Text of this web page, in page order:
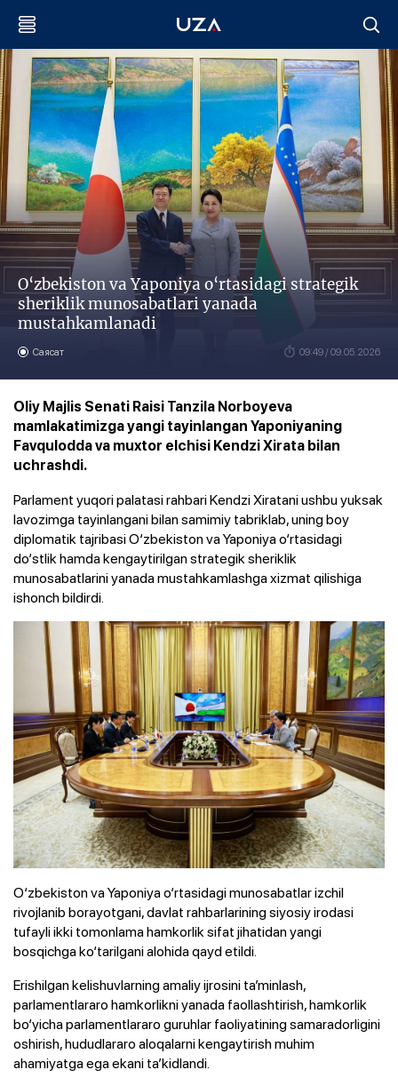
O‘zbekiston va Yaponiya o‘rtasidagi strategik
sheriklik munosabatlari yanada
mustahkamlanadi
Саясат 09:49 / 09.05.2026
Oliy Majlis Senati Raisi Tanzila Norboyeva
mamlakatimizga yangi tayinlangan Yaponiyaning
Favqulodda va muxtor elchisi Kendzi Xirata bilan
uchrashdi.
Parlament yuqori palatasi rahbari Kendzi Xiratani ushbu yuksak
lavozimga tayinlangani bilan samimiy tabriklab, uning boy
diplomatik tajribasi O‘zbekiston va Yaponiya o‘rtasidagi
do‘stlik hamda kengaytirilgan strategik sheriklik
munosabatlarini yanada mustahkamlashga xizmat qilishiga
ishonch bildirdi.
O‘zbekiston va Yaponiya o‘rtasidagi munosabatlar izchil
rivojlanib borayotgani, davlat rahbarlarining siyosiy irodasi
tufayli ikki tomonlama hamkorlik sifat jihatidan yangi
bosqichga ko‘tarilgani alohida qayd etildi.
Erishilgan kelishuvlarning amaliy ijrosini ta’minlash,
parlamentlararo hamkorlikni yanada faollashtirish, hamkorlik
bo‘yicha parlamentlararo guruhlar faoliyatining samaradorligini
oshirish, hududlararo aloqalarni kengaytirish muhim
ahamiyatga ega ekani ta’kidlandi.